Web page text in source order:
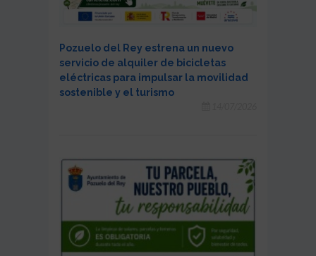
Pozuelo del Rey estrena un nuevo
servicio de alquiler de bicicletas
eléctricas para impulsar la movilidad
sostenible y el turismo